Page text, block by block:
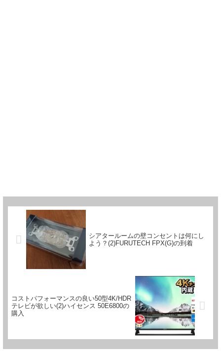
シアタールームの壁コンセントは何にし
よう？(2)FURUTECH FPX(G)の到着
コストパフォーマンスの良い50型4K/HDR
テレビが欲しい(2)ハイセンス 50E6800の
購入